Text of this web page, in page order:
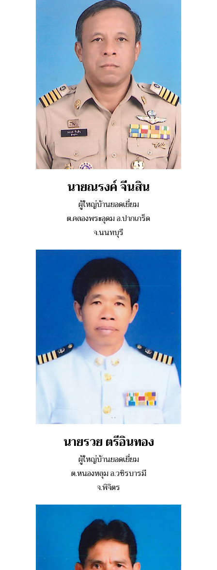
นายณรงค์ จีนสิน
ผู้ใหญ่บ้านยอดเยี่ยม
ต.คลองพระอุดม อ.ปากเกร็ด
จ.นนทบุรี
นายรวย ตรีอินทอง
ผู้ใหญ่บ้านยอดเยี่ยม
ต.หนองหลุม อ.วชิรบารมี
จ.พิจิตร